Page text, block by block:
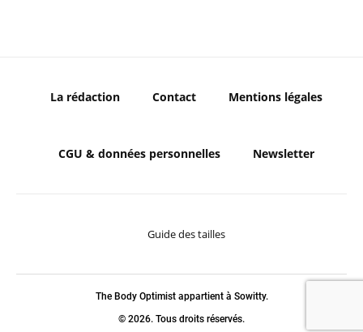
La rédaction Contact Mentions légales
CGU & données personnelles Newsletter
Guide des tailles
The Body Optimist appartient à Sowitty.
© 2026. Tous droits réservés.